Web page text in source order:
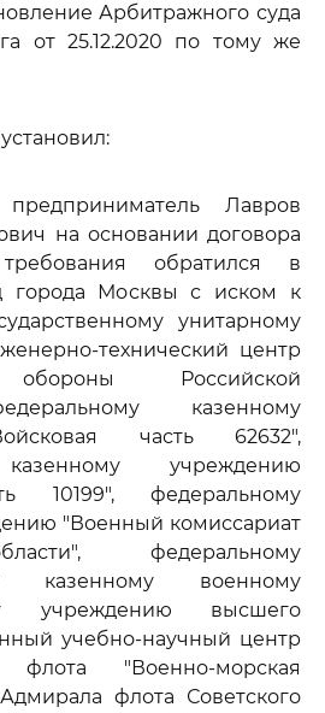
Арбитражного суда
от 25.12.2020 по тому же
установил:
Лавров
на основании договора
обратился в
города Москвы с иском к
унитарному
технический центр
обороны Российской
казенному
часть 62632",
учреждению
10199", федеральному
"Военный комиссариат
федеральному
казенному военному
учреждению высшего
учебно-научный центр
флота "Военно-морская
флота Советского